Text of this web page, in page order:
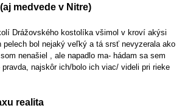
medvede v Nitre)
Drážovského kostolíka všimol v kroví akýsi
bol nejaký veľký a tá srsť nevyzerala ako
nenašiel , ale napadlo ma- hádam sa sem
najskôr ich/bolo ich viac/ videli pri rieke
realita